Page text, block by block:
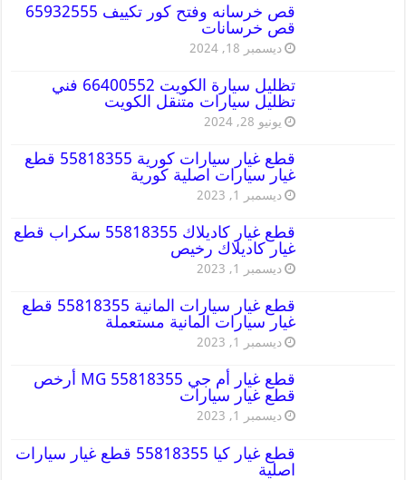
قص خرسانه وفتح كور تكييف 65932555
قص خرسانات
ديسمبر 18, 2024
تظليل سيارة الكويت 66400552 فني
تظليل سيارات متنقل الكويت
يونيو 28, 2024
قطع غيار سيارات كورية 55818355 قطع
غيار سيارات اصلية كورية
ديسمبر 1, 2023
قطع غيار كاديلاك 55818355 سكراب قطع
غيار كاديلاك رخيص
ديسمبر 1, 2023
قطع غيار سيارات المانية 55818355 قطع
غيار سيارات المانية مستعملة
ديسمبر 1, 2023
قطع غيار أم جي MG 55818355 أرخص
قطع غيار سيارات
ديسمبر 1, 2023
قطع غيار كيا 55818355 قطع غيار سيارات
اصلية